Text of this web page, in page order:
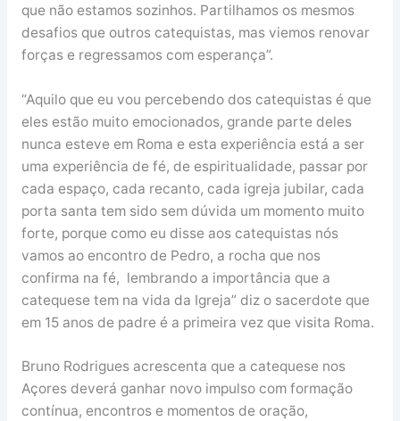
que não estamos sozinhos. Partilhamos os mesmos
desafios que outros catequistas, mas viemos renovar
forças e regressamos com esperança”.
“Aquilo que eu vou percebendo dos catequistas é que
eles estão muito emocionados, grande parte deles
nunca esteve em Roma e esta experiência está a ser
uma experiência de fé, de espiritualidade, passar por
cada espaço, cada recanto, cada igreja jubilar, cada
porta santa tem sido sem dúvida um momento muito
forte, porque como eu disse aos catequistas nós
vamos ao encontro de Pedro, a rocha que nos
confirma na fé, lembrando a importância que a
catequese tem na vida da Igreja” diz o sacerdote que
em 15 anos de padre é a primeira vez que visita Roma.
Bruno Rodrigues acrescenta que a catequese nos
Açores deverá ganhar novo impulso com formação
contínua, encontros e momentos de oração,